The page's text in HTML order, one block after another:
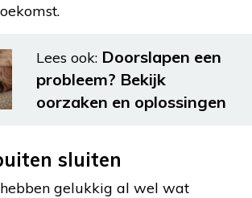
Lees ook: Doorslapen een
probleem? Bekijk
oorzaken en oplossingen
sluiten
gelukkig al wel wat